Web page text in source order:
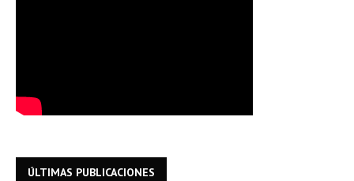
ÚLTIMAS PUBLICACIONES